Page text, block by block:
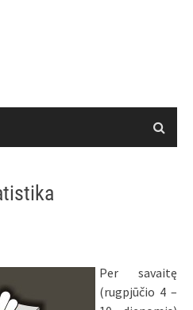
Per savaitę
(rugpjūčio 4 –